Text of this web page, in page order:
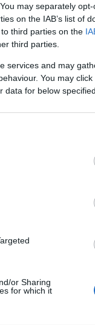
may separately
on the IAB’s list of
third parties on the
third parties.
services and may
You may
data for below
or Sharing
for which it
σχεδίου
2025, 7:30 ΜΜ
τον
με
2025, 7:30 ΜΜ
Η περιοχή